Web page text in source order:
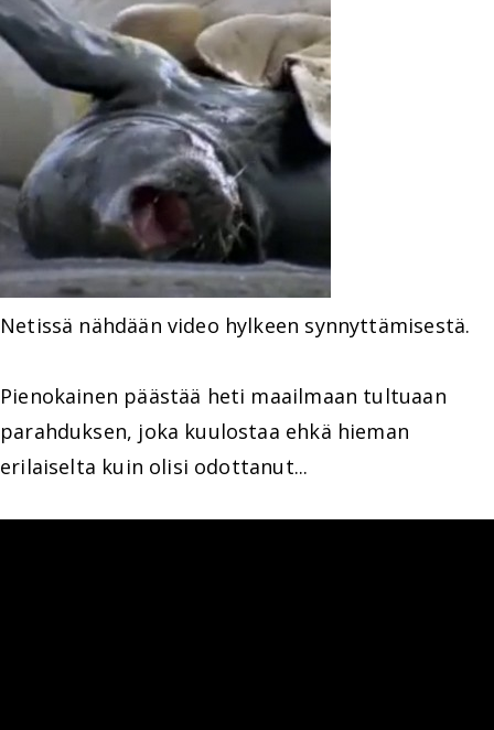
Netissä nähdään video hylkeen synnyttämisestä.
Pienokainen päästää heti maailmaan tultuaan
parahduksen, joka kuulostaa ehkä hieman
erilaiselta kuin olisi odottanut...